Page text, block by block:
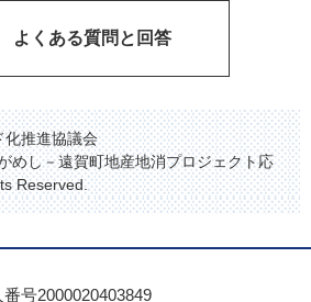
よくある質問と回答
化推進協議会
めし－遠賀町地産地消プロジェクト応
Reserved.
番号2000020403849